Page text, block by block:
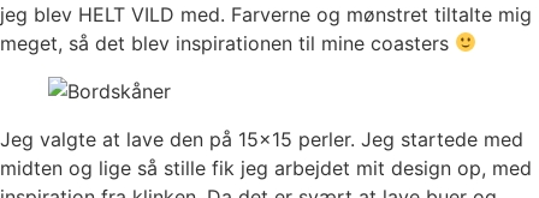
jeg blev HELT VILD med. Farverne og mønstret tiltalte mig
meget, så det blev inspirationen til mine coasters
Jeg valgte at lave den på 15×15 perler. Jeg startede med
midten og lige så stille fik jeg arbejdet mit design op, med